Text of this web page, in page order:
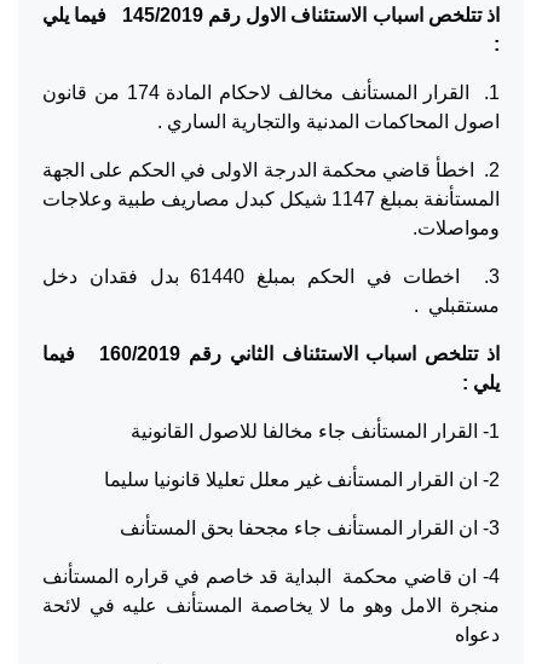
اذ تتلخص اسباب الاستئناف الاول رقم 145/2019 فيما يلي
:
1. القرار المستأنف مخالف لاحكام المادة 174 من قانون
اصول المحاكمات المدنية والتجارية الساري .
2. اخطأ قاضي محكمة الدرجة الاولى في الحكم على الجهة
المستأنفة بمبلغ 1147 شيكل كبدل مصاريف طبية وعلاجات
ومواصلات.
3. اخطات في الحكم بمبلغ 61440 بدل فقدان دخل
مستقبلي .
اذ تتلخص اسباب الاستئناف الثاني رقم 160/2019 فيما
يلي :
1- القرار المستأنف جاء مخالفا للاصول القانونية
2- ان القرار المستأنف غير معلل تعليلا قانونيا سليما
3- ان القرار المستأنف جاء مجحفا بحق المستأنف
4- ان قاضي محكمة البداية قد خاصم في قراره المستأنف
منجرة الامل وهو ما لا يخاصمة المستأنف عليه في لائحة
دعواه